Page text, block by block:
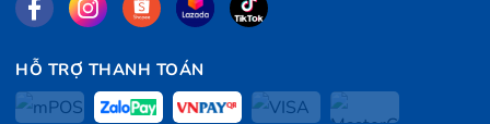
ƒ/2.2 aperture
Auto HDR for photos
1080p HD video recording at 30 fps
HỖ TRỢ THANH TOÁN